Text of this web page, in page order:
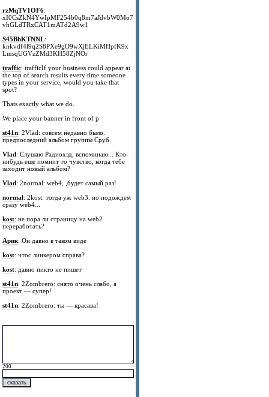
rzMqTV1OF6:
xI0CsZkN4YwIpMF254b0q8m7aJdvbW0Mo7
vhGLdTRxCAT1mATd2A9w1
S45BhKTNNL:
knkvdf4l9q2S8PXe9gO9wXjELKiMHpfK9x
LmsqUGVzZMd3KH58ZjNOr
traffic: trafficIf your business could appear at
the top of search results every time someone
types in your service, would you take that
spot?
Thats exactly what we do.
We place your banner in front of p
st41n: 2Vlad: совсем недавно было.
предпоследний альбом группы Сруб.
Vlad: Слушаю Радиохэд, вспоминаю... Кто-
нибудь еще помнит то чувство, когда тебе
заходит новый альбом?
Vlad: 2normal: web4, ,будет самый раз!
normal: 2kost: тогда уж web3. но подождем
сразу web4...
kost: не пора ли страницу на web2
переработать?
Арик: Он давно в таком виде
kost: чтос линкером справа?
kost: давно никто не пишет
st41n: 2Zombrero: снято очень слабо, а
проект — супер!
st41n: 2Zombrero: ты — красава!
200